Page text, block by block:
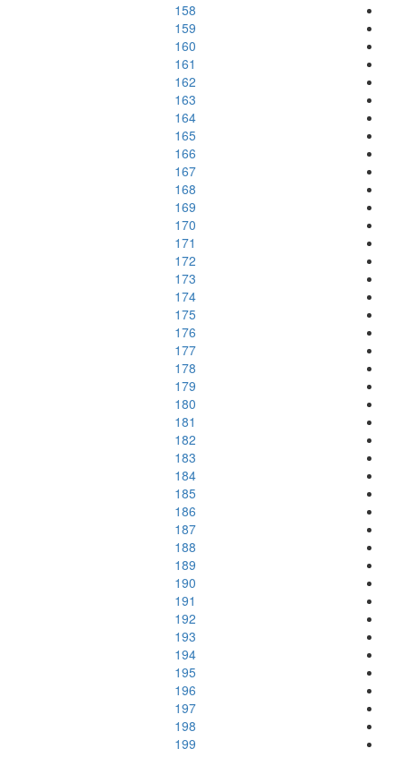
158
159
160
161
162
163
164
165
166
167
168
169
170
171
172
173
174
175
176
177
178
179
180
181
182
183
184
185
186
187
188
189
190
191
192
193
194
195
196
197
198
199